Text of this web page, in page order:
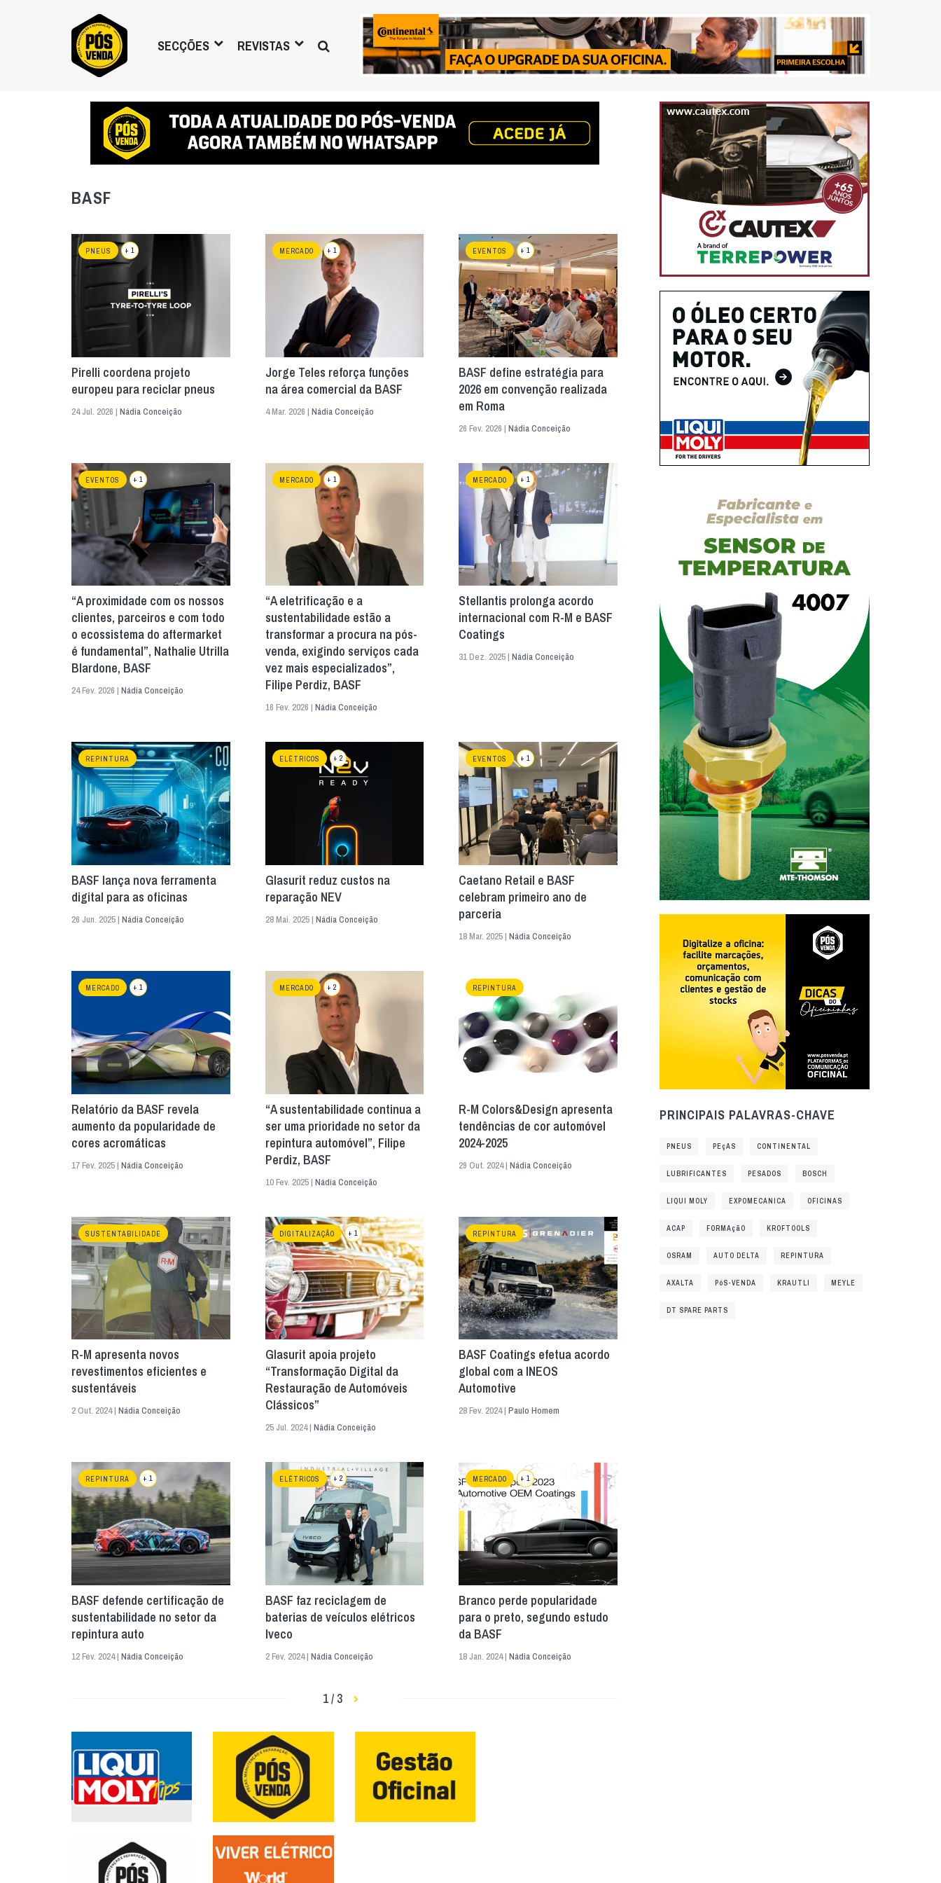
SECÇÕES REVISTAS
BASF
PNEUS + 1
Pirelli coordena projeto
europeu para reciclar pneus
24 Jul. 2026 | Nádia Conceição
MERCADO + 1
Jorge Teles reforça funções
na área comercial da BASF
4 Mar. 2026 | Nádia Conceição
EVENTOS + 1
BASF define estratégia para
2026 em convenção realizada
em Roma
26 Fev. 2026 |Nádia Conceição
EVENTOS + 1
“A proximidade com os nossos
clientes, parceiros e com todo
o ecossistema do aftermarket
é fundamental”, Nathalie Utrilla
Blardone, BASF
24 Fev. 2026 | Nádia Conceição
MERCADO + 1
“A eletrificação e a
sustentabilidade estão a
transformar a procura na pós-
venda, exigindo serviços cada
vez mais especializados”,
Filipe Perdiz, BASF
16 Fev. 2026 | Nádia Conceição
MERCADO + 1
Stellantis prolonga acordo
internacional com R-M e BASF
Coatings
31 Dez. 2025 |Nádia Conceição
REPINTURA
BASF lança nova ferramenta
digital para as oficinas
26 Jun. 2025 | Nádia Conceição
ELÉTRICOS + 2
Glasurit reduz custos na
reparação NEV
28 Mai. 2025 | Nádia Conceição
EVENTOS + 1
Caetano Retail e BASF
celebram primeiro ano de
parceria
18 Mar. 2025 |Nádia Conceição
MERCADO + 1
Relatório da BASF revela
aumento da popularidade de
cores acromáticas
17 Fev. 2025 | Nádia Conceição
MERCADO + 2
“A sustentabilidade continua a
ser uma prioridade no setor da
repintura automóvel”, Filipe
Perdiz, BASF
10 Fev. 2025 | Nádia Conceição
REPINTURA
R-M Colors&Design apresenta
tendências de cor automóvel
2024-2025
29 Out. 2024 |Nádia Conceição
SUSTENTABILIDADE
R-M apresenta novos
revestimentos eficientes e
sustentáveis
2 Out. 2024 | Nádia Conceição
DIGITALIZAÇÃO + 1
Glasurit apoia projeto
“Transformação Digital da
Restauração de Automóveis
Clássicos”
25 Jul. 2024 | Nádia Conceição
REPINTURA
BASF Coatings efetua acordo
global com a INEOS
Automotive
28 Fev. 2024 |Paulo Homem
REPINTURA + 1
BASF defende certificação de
sustentabilidade no setor da
repintura auto
12 Fev. 2024 | Nádia Conceição
ELÉTRICOS + 2
BASF faz reciclagem de
baterias de veículos elétricos
Iveco
2 Fev. 2024 | Nádia Conceição
MERCADO + 1
Branco perde popularidade
para o preto, segundo estudo
da BASF
18 Jan. 2024 |Nádia Conceição
1 / 3
PRINCIPAIS PALAVRAS-CHAVE
PNEUS PEçAS CONTINENTAL
LUBRIFICANTES PESADOS BOSCH
LIQUI MOLY EXPOMECANICA OFICINAS
ACAP FORMAçãO KROFTOOLS
OSRAM AUTO DELTA REPINTURA
AXALTA PóS-VENDA KRAUTLI MEYLE
DT SPARE PARTS